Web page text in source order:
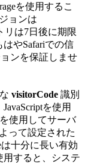
を使用するこ
ョンは
リは7日後に期限
やSafariでの信
ンを保証しませ
visitorCode 識別
を使用
使用してサーバ
って設定された
十分に長い有効
すると、システ